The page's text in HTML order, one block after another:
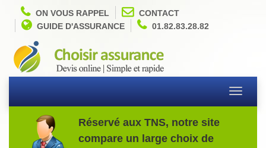
ON VOUS RAPPEL
CONTACT
GUIDE D'ASSURANCE
01.82.83.28.82
Toggle
Réservé aux TNS, notre site
compare un large choix de